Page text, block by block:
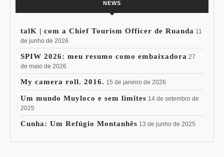
NEWS
talK | com a Chief Tourism Officer de Ruanda 11
de junho de 2026
SPIW 2026: meu resumo como embaixadora 27
de maio de 2026
My camera roll. 2016. 15 de janeiro de 2026
Um mundo Muyloco e sem limites 14 de setembro de
2025
Cunha: Um Refúgio Montanhês 13 de junho de 2025